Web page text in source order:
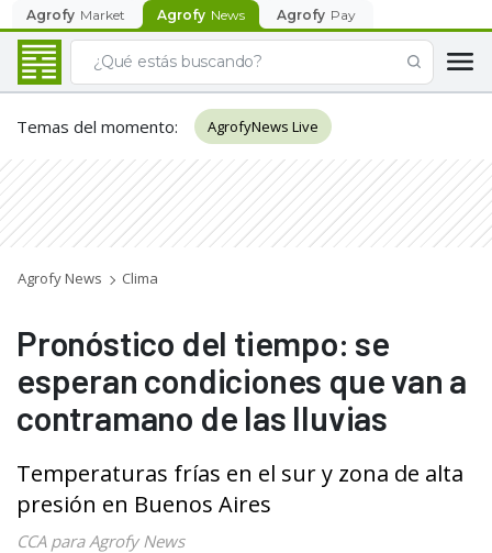
Agrofy Market Agrofy News Agrofy Pay
Temas del momento: AgrofyNews Live
Agrofy News Clima
Pronóstico del tiempo: se
esperan condiciones que van a
contramano de las lluvias
Temperaturas frías en el sur y zona de alta
presión en Buenos Aires
CCA para Agrofy News